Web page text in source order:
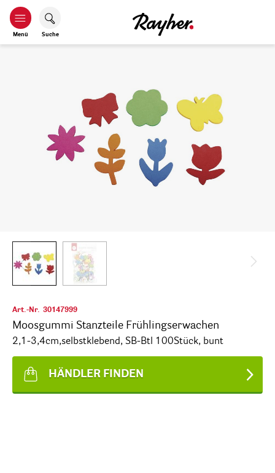
Menü Suche
Art.-Nr. 30147999
Moosgummi Stanzteile Frühlingserwachen
2,1-3,4cm,selbstklebend, SB-Btl 100Stück, bunt
HÄNDLER FINDEN